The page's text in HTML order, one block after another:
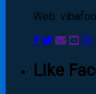
Web:
Like